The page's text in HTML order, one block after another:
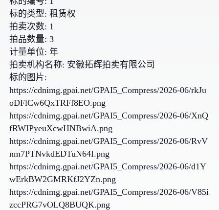
标的类型: 租赁权
拍卖次数: 1
拍品数量: 3
计量单位: 年
拍卖机构名称: 安徽拓辉拍卖有限公司
标的图片:
https://cdnimg.gpai.net/GPAI5_Compress/2026-06/rkJu
oDFlCw6QxTRFf8EO.png
https://cdnimg.gpai.net/GPAI5_Compress/2026-06/XnQ
fRWIPyeuXcwHNBwiA.png
https://cdnimg.gpai.net/GPAI5_Compress/2026-06/RvV
nm7PTNvkdEDTuN64I.png
https://cdnimg.gpai.net/GPAI5_Compress/2026-06/d1Y
wErkBW2GMRKfJ2YZn.png
https://cdnimg.gpai.net/GPAI5_Compress/2026-06/V85i
zccPRG7vOLQ8BUQK.png